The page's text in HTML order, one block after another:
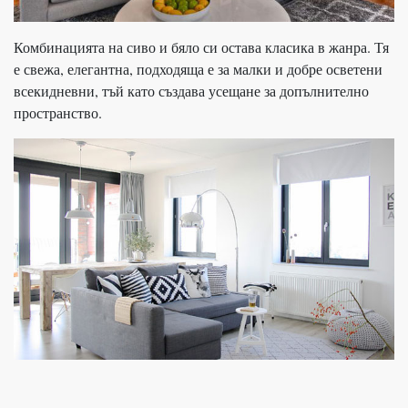
Комбинацията на сиво и бяло си остава класика в жанра. Тя
е свежа, елегантна, подходяща е за малки и добре осветени
всекидневни, тъй като създава усещане за допълнително
пространство.